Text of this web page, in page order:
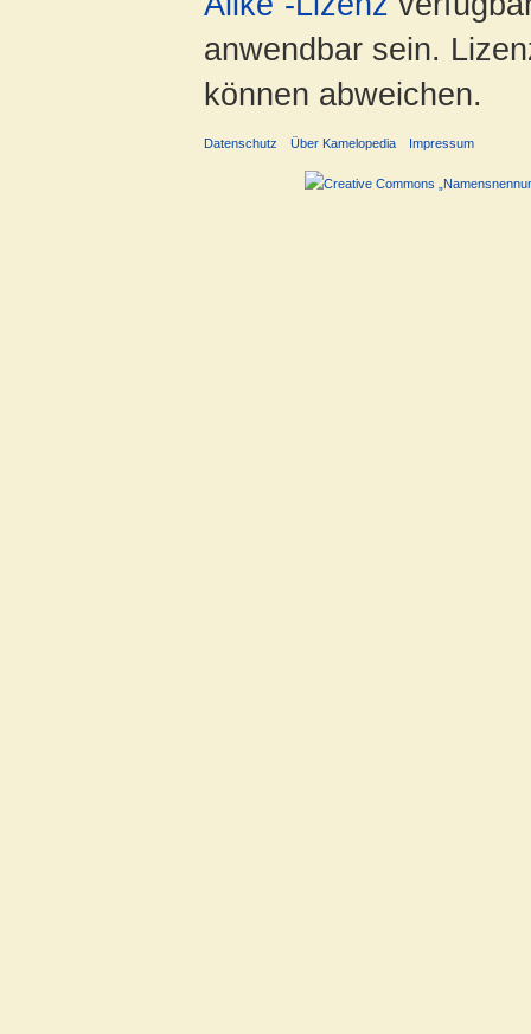
anwendbar sein.
können abweichen.
Datenschutz Über Kamelopedia Impressum